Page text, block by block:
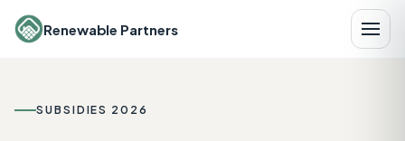
Renewable Partners
SUBSIDIES 2026